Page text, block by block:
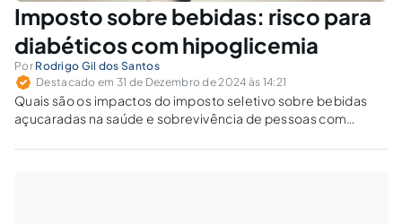
Imposto sobre bebidas: risco para
diabéticos com hipoglicemia
Por Rodrigo Gil dos Santos
Destacado em 31 de Dezembro de 2024 às 14:21
Quais são os impactos do imposto seletivo sobre bebidas
açucaradas na saúde e sobrevivência de pessoas com
hipoglicemias?